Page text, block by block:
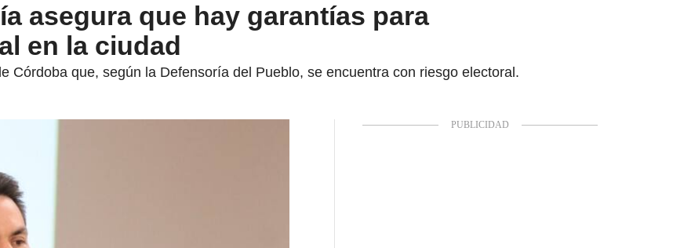
asegura que hay garantías para
en la ciudad
Córdoba que, según la Defensoría del Pueblo, se encuentra con riesgo electoral.